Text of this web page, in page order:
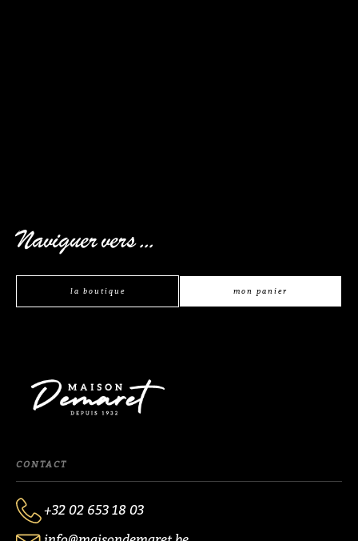
Naviguer vers ...
la boutique mon panier
CONTACT
+32 02 653 18 03